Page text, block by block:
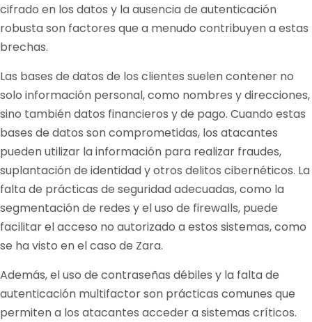
cifrado en los datos y la ausencia de autenticación
robusta son factores que a menudo contribuyen a estas
brechas.
Las bases de datos de los clientes suelen contener no
solo información personal, como nombres y direcciones,
sino también datos financieros y de pago. Cuando estas
bases de datos son comprometidas, los atacantes
pueden utilizar la información para realizar fraudes,
suplantación de identidad y otros delitos cibernéticos. La
falta de prácticas de seguridad adecuadas, como la
segmentación de redes y el uso de firewalls, puede
facilitar el acceso no autorizado a estos sistemas, como
se ha visto en el caso de Zara.
Además, el uso de contraseñas débiles y la falta de
autenticación multifactor son prácticas comunes que
permiten a los atacantes acceder a sistemas críticos.